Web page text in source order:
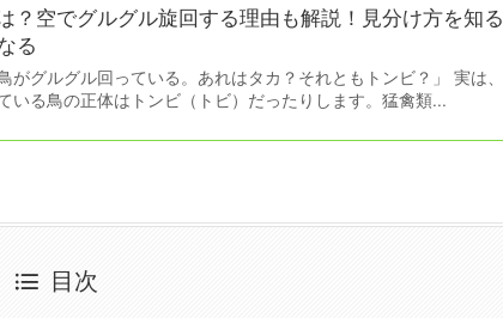
？空でグルグル旋回する理由も解説！見分け方を知る
る
がグルグル回っている。あれはタカ？それともトンビ？」 実は、
いる鳥の正体はトンビ（トビ）だったりします。猛禽類...
目次